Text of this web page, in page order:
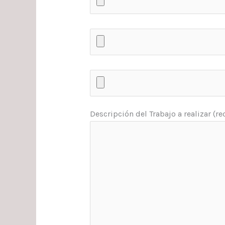
Descripción del Trabajo a realizar